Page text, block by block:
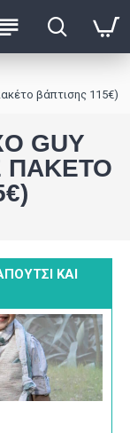
βάπτισης 115€)
GUY
ΠΑΚΈΤΟ
ΚΑΙ